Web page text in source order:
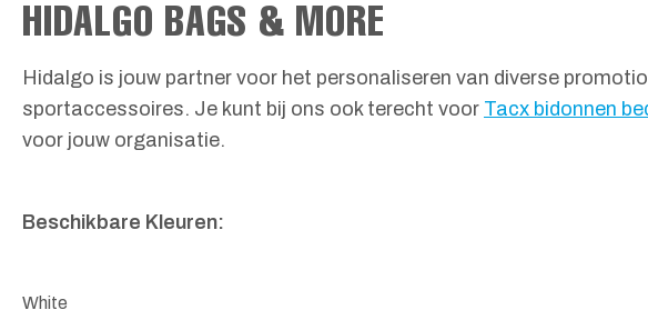
HIDALGO BAGS & MORE
Hidalgo is jouw partner voor het personaliseren van diverse
sportaccessoires. Je kunt bij ons ook terecht voor Tacx bidonnen
voor jouw organisatie.
Beschikbare Kleuren:
White